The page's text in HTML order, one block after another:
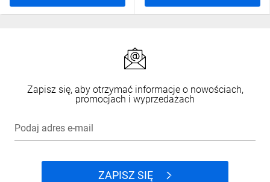
Zapisz się, aby otrzymać informacje o nowościach,
promocjach i wyprzedażach
Podaj adres e-mail
ZAPISZ SIĘ